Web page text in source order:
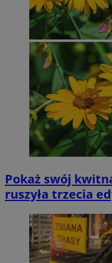
Pokaż swój
ruszyła trzecia